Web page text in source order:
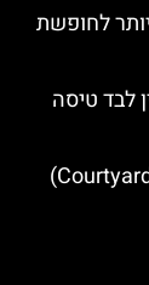
לחופשת
לבד טיסה